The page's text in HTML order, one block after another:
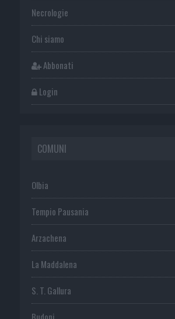
Necrologie
Chi siamo
Abbonati
Login
COMUNI
Olbia
Tempio Pausania
Arzachena
La Maddalena
S. T. Gallura